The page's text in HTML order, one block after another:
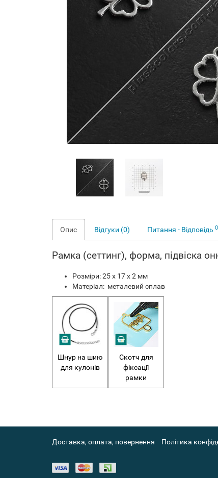
Опис Відгуки (0) Питання - Відповідь 0
Рамка (сеттинг), форма, підвіска
Розміри: 25 х 17 х 2 мм
Матеріал: металевий сплав
Шнур на шию
для кулонів
Скотч для
фіксації
рамки
Доставка, оплата, повернення Політика